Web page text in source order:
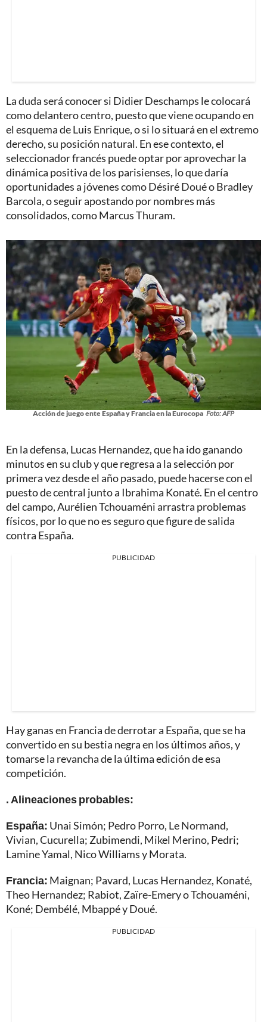
La duda será conocer si Didier Deschamps le colocará
como delantero centro, puesto que viene ocupando en
el esquema de Luis Enrique, o si lo situará en el extremo
derecho, su posición natural. En ese contexto, el
seleccionador francés puede optar por aprovechar la
dinámica positiva de los parisienses, lo que daría
oportunidades a jóvenes como Désiré Doué o Bradley
Barcola, o seguir apostando por nombres más
consolidados, como Marcus Thuram.
Acción de juego ente España y Francia en la Eurocopa Foto: AFP
En la defensa, Lucas Hernandez, que ha ido ganando
minutos en su club y que regresa a la selección por
primera vez desde el año pasado, puede hacerse con el
puesto de central junto a Ibrahima Konaté. En el centro
del campo, Aurélien Tchouaméni arrastra problemas
físicos, por lo que no es seguro que figure de salida
contra España.
PUBLICIDAD
Hay ganas en Francia de derrotar a España, que se ha
convertido en su bestia negra en los últimos años, y
tomarse la revancha de la última edición de esa
competición.
. Alineaciones probables:
España: Unai Simón; Pedro Porro, Le Normand,
Vivian, Cucurella; Zubimendi, Mikel Merino, Pedri;
Lamine Yamal, Nico Williams y Morata.
Francia: Maignan; Pavard, Lucas Hernandez, Konaté,
Theo Hernandez; Rabiot, Zaïre-Emery o Tchouaméni,
Koné; Dembélé, Mbappé y Doué.
PUBLICIDAD